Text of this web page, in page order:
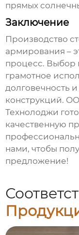
прямых
Заключение
Производство
армирования –
процесс. Выбор
грамотное
долговечность
конструкций.
Технолоджи
качественную
нами, чтобы
предложение!